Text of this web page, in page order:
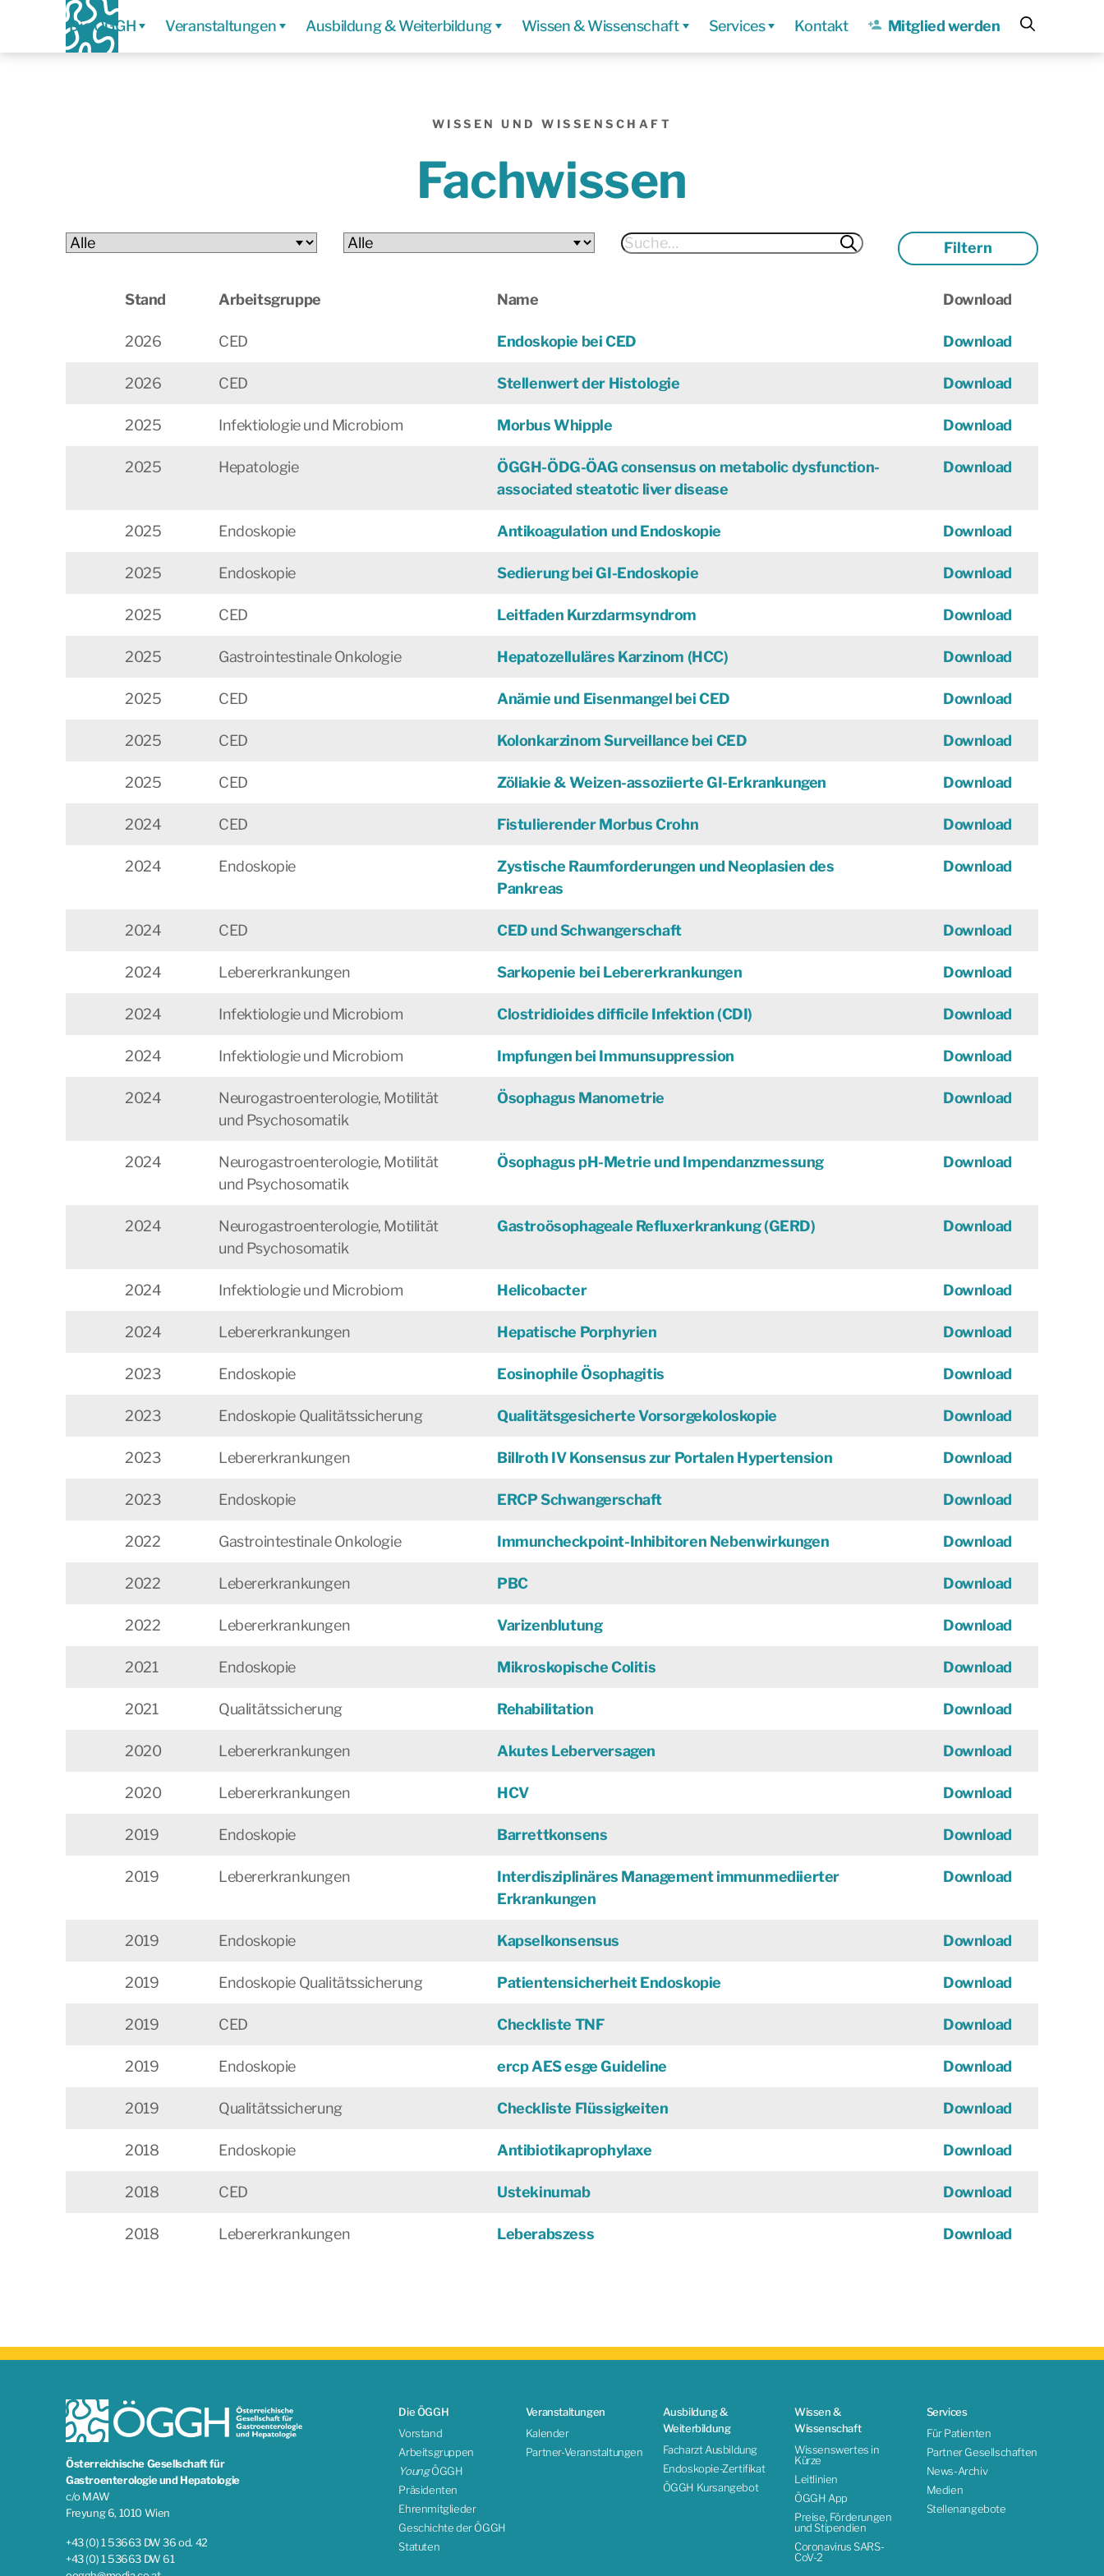
Die ÖGGH Veranstaltungen Ausbildung & Weiterbildung Wissen & Wissenschaft Services Kontakt Mitglied werden
WISSEN UND WISSENSCHAFT
Fachwissen
Stand Arbeitsgruppe Name Download
2026 CED Endoskopie bei CED Download
2026 CED Stellenwert der Histologie Download
2025 Infektiologie und Microbiom Morbus Whipple Download
2025 Hepatologie
ÖGGH-ÖDG-ÖAG consensus on metabolic dysfunction-
associated steatotic liver disease
Download
2025 Endoskopie Antikoagulation und Endoskopie Download
2025 Endoskopie Sedierung bei GI-Endoskopie Download
2025 CED Leitfaden Kurzdarmsyndrom Download
2025 Gastrointestinale Onkologie Hepatozelluläres Karzinom (HCC) Download
2025 CED Anämie und Eisenmangel bei CED Download
2025 CED Kolonkarzinom Surveillance bei CED Download
2025 CED Zöliakie & Weizen-assoziierte GI-Erkrankungen Download
2024 CED Fistulierender Morbus Crohn Download
2024 Endoskopie
Zystische Raumforderungen und Neoplasien des
Pankreas
Download
2024 CED CED und Schwangerschaft Download
2024 Lebererkrankungen Sarkopenie bei Lebererkrankungen Download
2024 Infektiologie und Microbiom Clostridioides difficile Infektion (CDI) Download
2024 Infektiologie und Microbiom Impfungen bei Immunsuppression Download
2024
Neurogastroenterologie, Motilität
und Psychosomatik
Ösophagus Manometrie Download
2024
Neurogastroenterologie, Motilität
und Psychosomatik
Ösophagus pH-Metrie und Impendanzmessung Download
2024
Neurogastroenterologie, Motilität
und Psychosomatik
Gastroösophageale Refluxerkrankung (GERD) Download
2024 Infektiologie und Microbiom Helicobacter Download
2024 Lebererkrankungen Hepatische Porphyrien Download
2023 Endoskopie Eosinophile Ösophagitis Download
2023 Endoskopie Qualitätssicherung Qualitätsgesicherte Vorsorgekoloskopie Download
2023 Lebererkrankungen Billroth IV Konsensus zur Portalen Hypertension Download
2023 Endoskopie ERCP Schwangerschaft Download
2022 Gastrointestinale Onkologie Immuncheckpoint-Inhibitoren Nebenwirkungen Download
2022 Lebererkrankungen PBC Download
2022 Lebererkrankungen Varizenblutung Download
2021 Endoskopie Mikroskopische Colitis Download
2021 Qualitätssicherung Rehabilitation Download
2020 Lebererkrankungen Akutes Leberversagen Download
2020 Lebererkrankungen HCV Download
2019 Endoskopie Barrettkonsens Download
2019 Lebererkrankungen
Interdisziplinäres Management immunmediierter
Erkrankungen
Download
2019 Endoskopie Kapselkonsensus Download
2019 Endoskopie Qualitätssicherung Patientensicherheit Endoskopie Download
2019 CED Checkliste TNF Download
2019 Endoskopie ercp AES esge Guideline Download
2019 Qualitätssicherung Checkliste Flüssigkeiten Download
2018 Endoskopie Antibiotikaprophylaxe Download
2018 CED Ustekinumab Download
2018 Lebererkrankungen Leberabszess Download
Österreichische Gesellschaft für
Gastroenterologie und Hepatologie
c/o MAW
Freyung 6, 1010 Wien
+43 (0) 1 53663 DW 36 od. 42
+43 (0) 1 53663 DW 61
Die ÖGGH
Vorstand
Arbeitsgruppen
YoungÖGGH
Präsidenten
Ehrenmitglieder
Geschichte der ÖGGH
Statuten
Veranstaltungen
Kalender
Partner-Veranstaltungen
Ausbildung &
Weiterbildung
Facharzt Ausbildung
Endoskopie-Zertifikat
ÖGGH Kursangebot
Wissen &
Wissenschaft
Wissenswertes in
Kürze
Leitlinien
ÖGGH App
Preise, Förderungen
und Stipendien
Coronavirus SARS-
CoV-2
Services
Für Patienten
Partner Gesellschaften
News-Archiv
Medien
Stellenangebote